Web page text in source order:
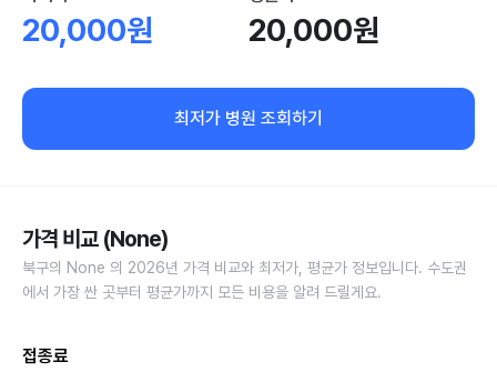
20,000원 20,000원
최저가 병원 조회하기
가격 비교 (None)
북구의 None 의 2026년 가격 비교와 최저가, 평균가 정보입니다. 수도권
에서 가장 싼 곳부터 평균가까지 모든 비용을 알려 드릴게요.
접종료